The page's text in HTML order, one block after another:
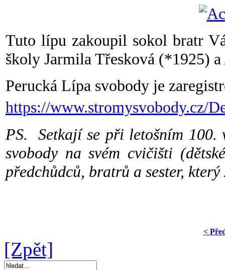
Tuto lípu zakoupil sokol bratr
školy Jarmila Třesková (*1925)
Perucká Lípa svobody je
https://www.stromysvobody.cz/
PS. Setkají se při letošním
svobody na svém cvičišti
předchůdců, bratrů a sester,
<
[Zpět]